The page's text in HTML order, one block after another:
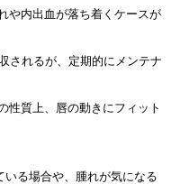
や内出血が落ち着くケースが
されるが、定期的にメンテナ
性質上、唇の動きにフィット
る場合や、腫れが気になる